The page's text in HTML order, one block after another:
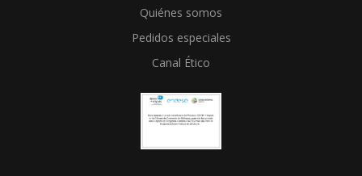
Quiénes somos
Pedidos especiales
Canal Ético